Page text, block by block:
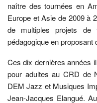
naître des tournées en
Europe et Asie de 2009 à
de multiples projets de
pédagogique en proposant
Ces dix dernières années
pour adultes au CRD de
DEM Jazz et Musiques
Jean-Jacques Elangué.